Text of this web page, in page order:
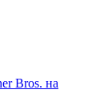
Bros. на